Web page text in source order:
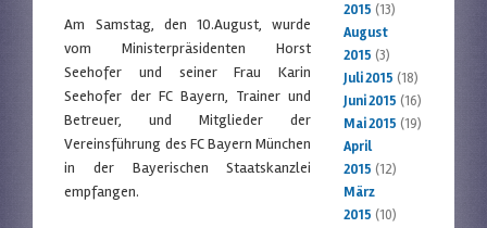
Am Samstag, den 10.August, wurde
vom Ministerpräsidenten Horst
Seehofer und seiner Frau Karin
Seehofer der FC Bayern, Trainer und
Betreuer, und Mitglieder der
Vereinsführung des FC Bayern München
in der Bayerischen Staatskanzlei
empfangen.
2015 (13)
August
2015 (3)
Juli 2015 (18)
Juni 2015 (16)
Mai 2015 (19)
April
2015 (12)
März
2015 (10)